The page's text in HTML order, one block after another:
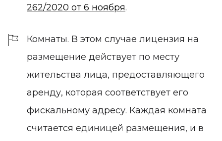
262/2020 от 6 ноября.
Комнаты. В этом случае лицензия на
размещение действует по месту
жительства лица, предоставляющего
аренду, которая соответствует его
фискальному адресу. Каждая комната
считается единицей размещения, и в